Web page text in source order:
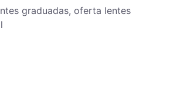
graduadas, oferta lentes